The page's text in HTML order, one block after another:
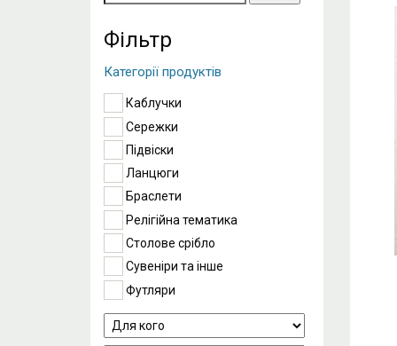
за
запитом:
Фільтр
Категорії продуктів
Каблучки
Сережки
Підвіски
Ланцюги
Браслети
Релігійна тематика
Столове срібло
Сувеніри та інше
Футляри